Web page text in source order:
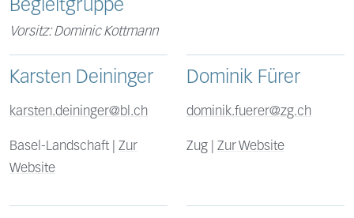
Begleitgruppe
Vorsitz: Dominic Kottmann
Karsten Deininger
karsten.deininger@bl.ch
Basel-Landschaft | Zur
Website
Dominik Fürer
dominik.fuerer@zg.ch
Zug | Zur Website